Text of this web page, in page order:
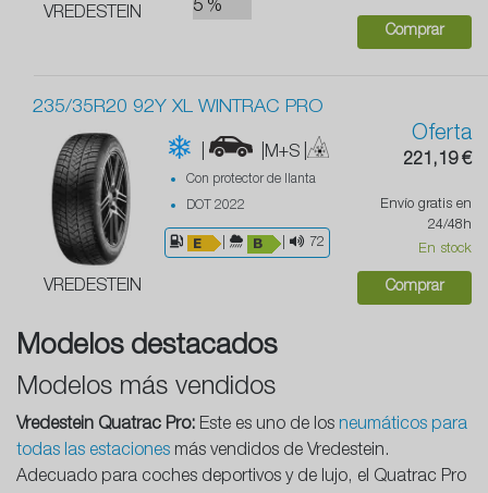
VREDESTEIN 5 %
Comprar
235/35R20 92Y XL WINTRAC PRO
VREDESTEIN
| |M+S |
Con protector de llanta
DOT 2022
72
Oferta
221,19 €
Envío gratis en
24/48h
En stock
Comprar
Modelos destacados
Modelos más vendidos
Vredestein Quatrac Pro: Este es uno de los neumáticos para
todas las estaciones más vendidos de Vredestein.
Adecuado para coches deportivos y de lujo, el Quatrac Pro